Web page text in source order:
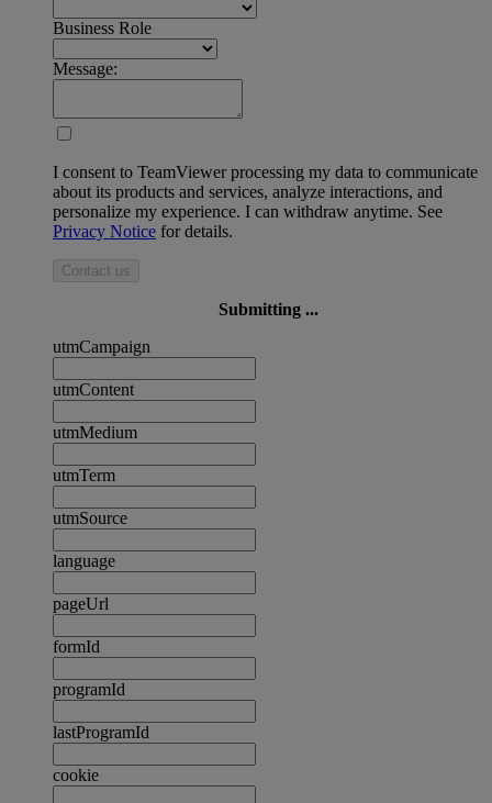
Business Role
Message:
I consent to TeamViewer processing my data to communicate
about its products and services, analyze interactions, and
personalize my experience. I can withdraw anytime. See
Privacy Notice for details.
Contact us
Submitting ...
utmCampaign
utmContent
utmMedium
utmTerm
utmSource
language
pageUrl
formId
programId
lastProgramId
cookie